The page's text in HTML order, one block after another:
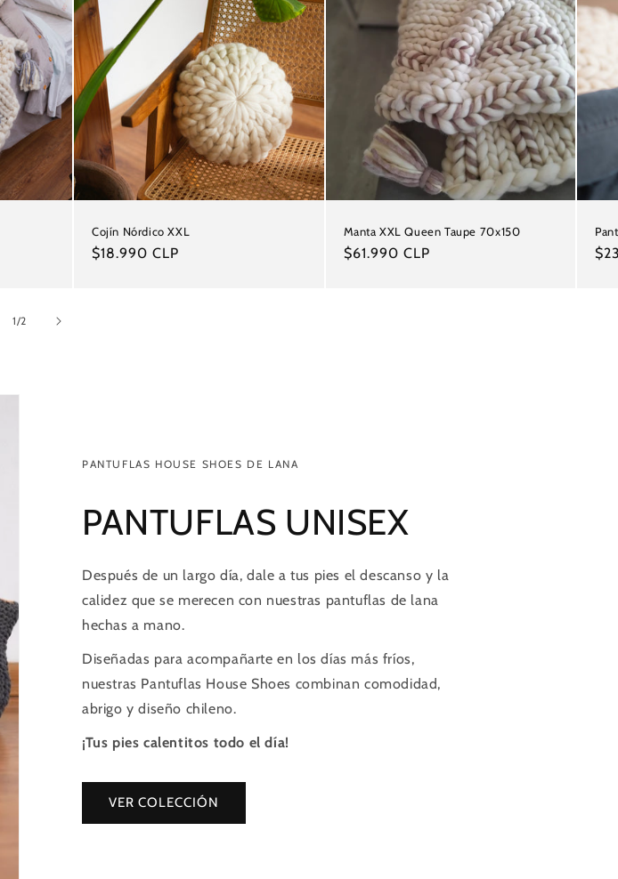
Cojín Nórdico XXL
Precio
$18.990 CLP
Manta XXL Queen Taupe 70x150
Precio
$61.990 CLP
1/de
2
PANTUFLAS HOUSE SHOES DE LANA
PANTUFLAS UNISEX
Después de un largo día, dale a tus pies el descanso y la
calidez que se merecen con nuestras pantuflas de lana
hechas a mano.
Diseñadas para acompañarte en los días más fríos,
nuestras Pantuflas House Shoes combinan comodidad,
abrigo y diseño chileno.
¡Tus pies calentitos todo el día!
VER COLECCIÓN